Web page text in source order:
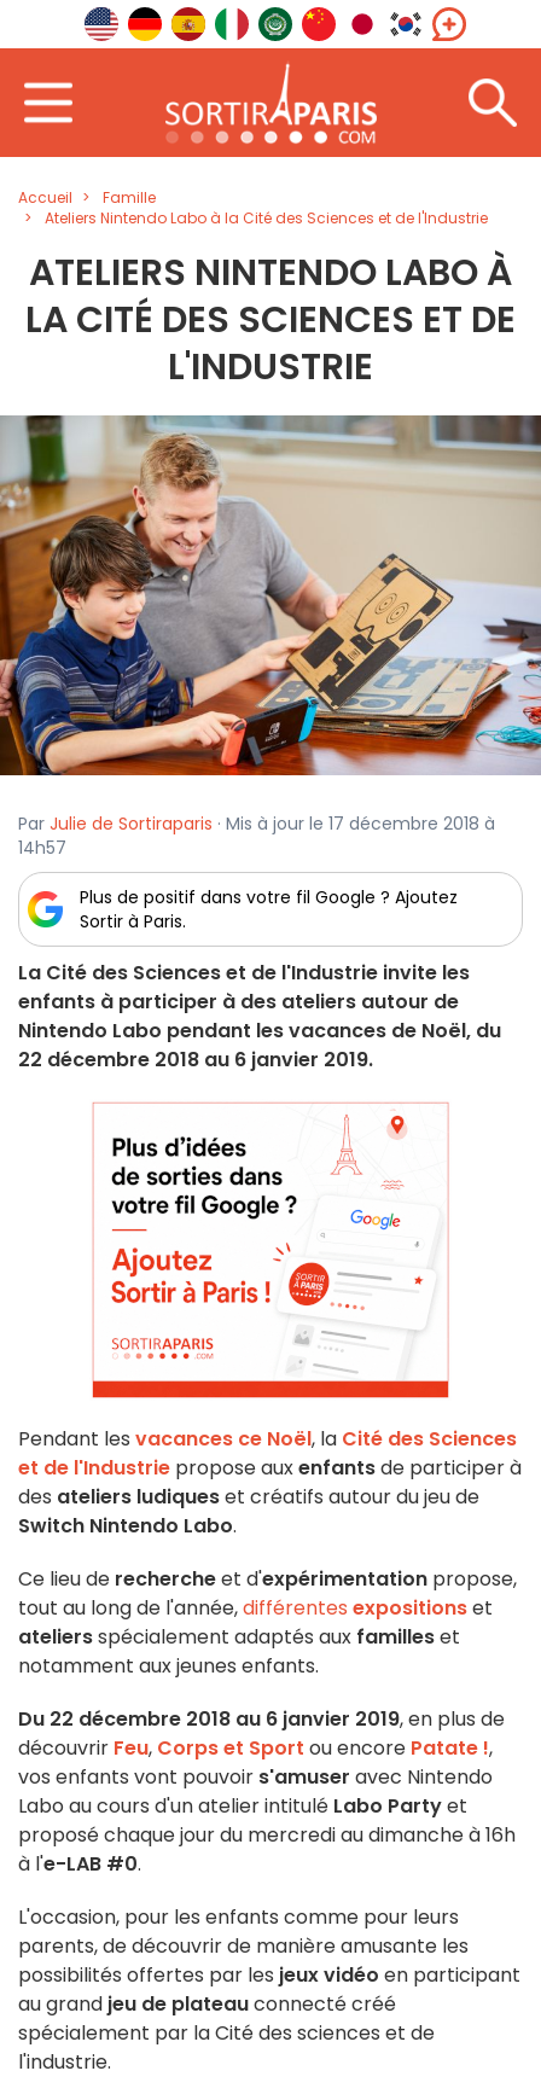
Accueil
Famille
Ateliers Nintendo Labo à la Cité des Sciences et de l'Industrie
ATELIERS NINTENDO LABO À
LA CITÉ DES SCIENCES ET DE
L'INDUSTRIE
Par Julie de Sortiraparis · Mis à jour le 17 décembre 2018 à
14h57
Plus de positif dans votre fil Google ? Ajoutez
Sortir à Paris.
La Cité des Sciences et de l'Industrie invite les
enfants à participer à des ateliers autour de
Nintendo Labo pendant les vacances de Noël, du
22 décembre 2018 au 6 janvier 2019.
Pendant les vacances ce Noël, la Cité des Sciences
et de l'Industrie propose auxenfantsde participer à
des ateliers ludiqueset créatifs autour du jeu de
Switch Nintendo Labo.
Ce lieu de rechercheet d'expérimentation propose,
tout au long de l'année,différentes expositionset
ateliersspécialement adaptés aux familleset
notamment aux jeunes enfants.
Du 22 décembre 2018 au 6 janvier 2019, en plus de
découvrir Feu, Corps et Sport ou encore Patate !,
vos enfants vont pouvoir s'amuser avec Nintendo
Labo au cours d'un atelier intitulé Labo Partyet
proposé chaque jour du mercredi au dimanche à 16h
à l'e-LAB #0.
L'occasion, pour les enfants comme pour leurs
parents, de découvrir de manière amusante les
possibilités offertes par les jeux vidéo en participant
au grand jeu de plateauconnecté créé
spécialement par la Cité des sciences et de
l'industrie.